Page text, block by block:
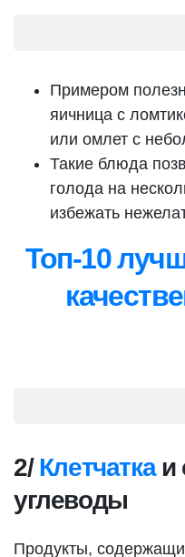
Примером
яичница с
или омлет с
Такие блюда
голода на
избежать
Топ-10
2/Клетчаткаи
углеводы
Продукты,